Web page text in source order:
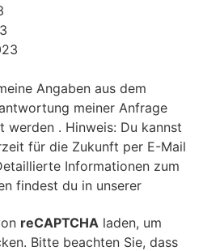
Angaben aus dem
meiner Anfrage
werden . Hinweis: Du kannst
für die Zukunft per E-Mail
Informationen zum
findest du in unserer
reCAPTCHA laden, um
Bitte beachten Sie, dass